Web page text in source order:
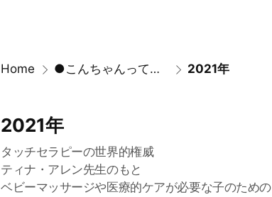
Home ●こんちゃんってこんなひと♪● 2021年
2021年
タッチセラピーの世界的権威
ティナ・アレン先生のもと
ベビーマッサージや医療的ケアが必要な子のための